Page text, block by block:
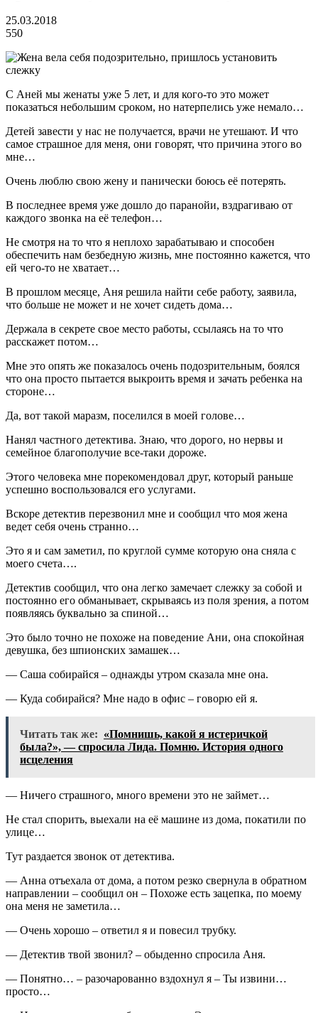
25.03.2018
550
С Аней мы женаты уже 5 лет, и для кого-то это может
показаться небольшим сроком, но натерпелись уже немало…
Детей завести у нас не получается, врачи не утешают. И что
самое страшное для меня, они говорят, что причина этого во
мне…
Очень люблю свою жену и панически боюсь её потерять.
В последнее время уже дошло до паранойи, вздрагиваю от
каждого звонка на её телефон…
Не смотря на то что я неплохо зарабатываю и способен
обеспечить нам безбедную жизнь, мне постоянно кажется, что
ей чего-то не хватает…
В прошлом месяце, Аня решила найти себе работу, заявила,
что больше не может и не хочет сидеть дома…
Держала в секрете свое место работы, ссылаясь на то что
расскажет потом…
Мне это опять же показалось очень подозрительным, боялся
что она просто пытается выкроить время и зачать ребенка на
стороне…
Да, вот такой маразм, поселился в моей голове…
Нанял частного детектива. Знаю, что дорого, но нервы и
семейное благополучие все-таки дороже.
Этого человека мне порекомендовал друг, который раньше
успешно воспользовался его услугами.
Вскоре детектив перезвонил мне и сообщил что моя жена
ведет себя очень странно…
Это я и сам заметил, по круглой сумме которую она сняла с
моего счета….
Детектив сообщил, что она легко замечает слежку за собой и
постоянно его обманывает, скрываясь из поля зрения, а потом
появляясь буквально за спиной…
Это было точно не похоже на поведение Ани, она спокойная
девушка, без шпионских замашек…
— Саша собирайся – однажды утром сказала мне она.
— Куда собирайся? Мне надо в офис – говорю ей я.
Читать так же: «Помнишь, какой я истеричкой
была?», — спросила Лида. Помню. История одного
исцеления
— Ничего страшного, много времени это не займет…
Не стал спорить, выехали на её машине из дома, покатили по
улице…
Тут раздается звонок от детектива.
— Анна отъехала от дома, а потом резко свернула в обратном
направлении – сообщил он – Похоже есть зацепка, по моему
она меня не заметила…
— Очень хорошо – ответил я и повесил трубку.
— Детектив твой звонил? – обыденно спросила Аня.
— Понятно… – разочарованно вздохнул я – Ты извини…
просто…